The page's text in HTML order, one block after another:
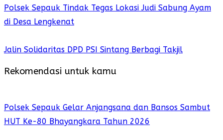
Polsek Sepauk Tindak Tegas Lokasi Judi Sabung Ayam
di Desa Lengkenat
Jalin Solidaritas DPD PSI Sintang Berbagi Takjil
Rekomendasi untuk kamu
Polsek Sepauk Gelar Anjangsana dan Bansos Sambut
HUT Ke-80 Bhayangkara Tahun 2026